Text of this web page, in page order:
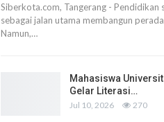
Siberkota.com, Tangerang - Pendidikan
sebagai jalan utama membangun
Namun,…
Mahasiswa
Gelar Literasi…
Jul 10, 2026 270